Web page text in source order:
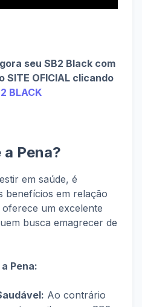
seu SB2 Black com
OFICIAL clicando
BLACK
Pena?
em saúde, é
benefícios em relação
oferece um excelente
busca emagrecer de
Pena:
Ao contrário